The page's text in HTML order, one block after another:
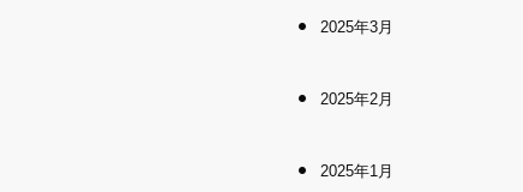
2025年3月
2025年2月
2025年1月